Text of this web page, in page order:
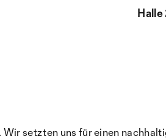
setzten uns für einen